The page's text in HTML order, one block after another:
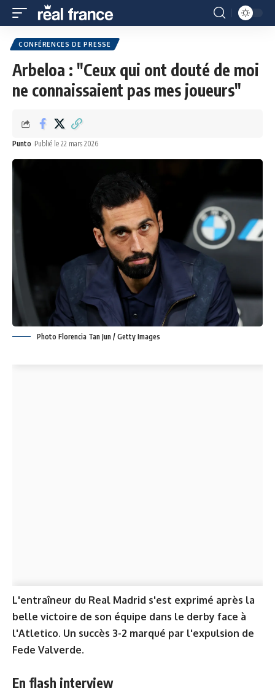
CONFÉRENCES DE PRESSE
Arbeloa : "Ceux qui ont douté de moi
ne connaissaient pas mes joueurs"
Punto Publié le 22 mars 2026
Photo Florencia Tan Jun / Getty Images
L'entraîneur du Real Madrid s'est exprimé après la
belle victoire de son équipe dans le derby face à
l'Atletico. Un succès 3-2 marqué par l'expulsion de
Fede Valverde.
En flash interview